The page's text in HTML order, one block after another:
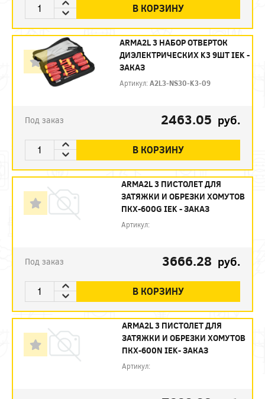
В КОРЗИНУ
ARMA2L 3 НАБОР ОТВЕРТОК
ДИЭЛЕКТРИЧЕСКИХ K3 9ШТ IEK -
ЗАКАЗ
Артикул:A2L3-NS30-K3-09
Под заказ 2463.05 руб.
В КОРЗИНУ
ARMA2L 3 ПИСТОЛЕТ ДЛЯ
ЗАТЯЖКИ И ОБРЕЗКИ ХОМУТОВ
ПКХ-600G IEK - ЗАКАЗ
Артикул:
Под заказ 3666.28 руб.
В КОРЗИНУ
ARMA2L 3 ПИСТОЛЕТ ДЛЯ
ЗАТЯЖКИ И ОБРЕЗКИ ХОМУТОВ
ПКХ-600N IEK- ЗАКАЗ
Артикул: